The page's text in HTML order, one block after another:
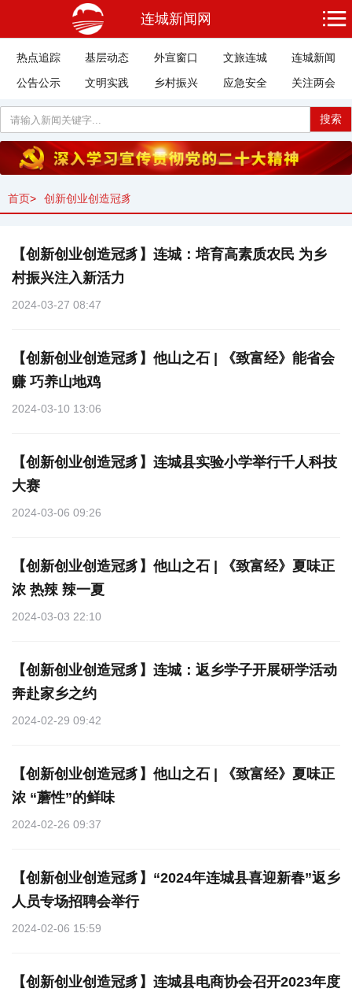
连城新闻网
热点追踪 基层动态 外宣窗口 文旅连城
连城新闻
公告公示
文明实践 乡村振兴 应急安全 关注两会
搜索
首页> 创新创业创造冠豸
【创新创业创造冠豸】连城：培育高素质农民 为乡
村振兴注入新活力
2024-03-27 08:47
【创新创业创造冠豸】他山之石 | 《致富经》能省会
赚 巧养山地鸡
2024-03-10 13:06
【创新创业创造冠豸】连城县实验小学举行千人科技
大赛
2024-03-06 09:26
【创新创业创造冠豸】他山之石 | 《致富经》夏味正
浓 热辣 辣一夏
2024-03-03 22:10
【创新创业创造冠豸】连城：返乡学子开展研学活动
奔赴家乡之约
2024-02-29 09:42
【创新创业创造冠豸】他山之石 | 《致富经》夏味正
浓 “蘑性”的鲜味
2024-02-26 09:37
【创新创业创造冠豸】“2024年连城县喜迎新春”返乡
人员专场招聘会举行
2024-02-06 15:59
【创新创业创造冠豸】连城县电商协会召开2023年度